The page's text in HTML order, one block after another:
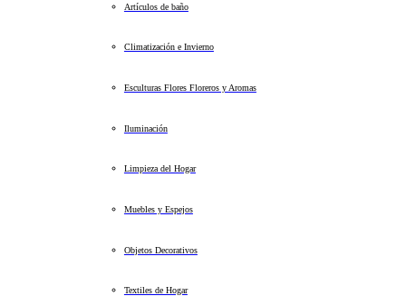
Artículos de baño
Climatización e Invierno
Esculturas Flores Floreros y Aromas
Iluminación
Limpieza del Hogar
Muebles y Espejos
Objetos Decorativos
Textiles de Hogar